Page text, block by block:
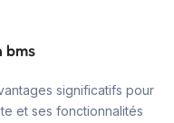
bms
significatifs pour
et ses fonctionnalités